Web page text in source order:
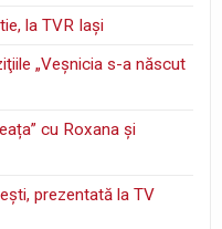
la TVR Iaşi
„Veşnicia s-a născut
cu Roxana și
prezentată la TV